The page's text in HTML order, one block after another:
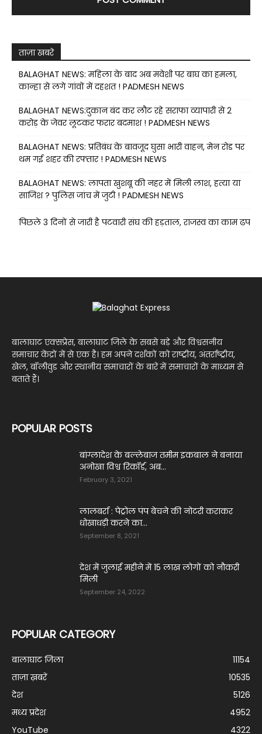
ताज़ा खबरे
BALAGHAT NEWS: महिला के बाद अब मवेशी पर बाघ का हमला,
कान्हा से लगे गांवों में दहशत ! PADMESH NEWS
BALAGHAT NEWS:दुकान बंद कर लौट रहे सराफा व्यापारी से 2
करोड़ के जेवर लूटकर फरार बदमाश ! PADMESH NEWS
BALAGHAT NEWS: प्रतिबंध के बावजूद घुसा भारी वाहन, मेन रोड पर
थम गई शहर की रफ्तार ! PADMESH NEWS
BALAGHAT NEWS: लापता खुशबू की नहर में मिली लाश, हत्या या
साजिश ? पुलिस जांच में जुटी ! PADMESH NEWS
पिछले 3 दिनों से जारी है पटवारी संघ की हड़ताल, राजस्व का काम ढप
बालाघाट एक्सप्रेस, बालाघाट जिले के सबसे बड़े और विश्वसनीय
समाचार केंद्रों में से एक है। हम अपने दर्शकों को राष्ट्रीय, अंतर्राष्ट्रीय,
खेल, बॉलीवुड और स्थानीय समाचारों के बारे में समाचारों के माध्यम से
बताते हैं।
POPULAR POSTS
बांग्लादेश के बल्लेबाज तमीम इकबाल ने बनाया
अनोखा विश्व रिकॉर्ड, अब...
February 3, 2021
लालबर्रा : पेट्रोल पंप बेचने की नोटरी कराकर
धोखाधड़ी करने का...
September 8, 2021
देश में जुलाई महीने में 15 लाख लोगों को नौक‎री
‎मिली
September 24, 2022
POPULAR CATEGORY
बालाघाट जिला
11154
ताज़ा ख़बरें
10535
देश
5126
मध्य प्रदेश
4952
YouTube
4322